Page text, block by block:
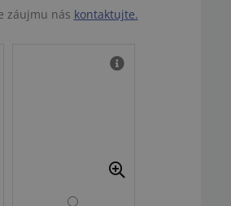
záujmu nás kontaktujte.